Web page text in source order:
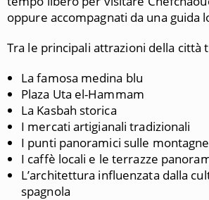
oppure accompagnati da una guida
Tra le principali attrazioni della città
La famosa medina blu
Plaza Uta el-Hammam
La Kasbah storica
I mercati artigianali tradizionali
I punti panoramici sulle montagne
I caffè locali e le terrazze
L’architettura influenzata dalla
spagnola